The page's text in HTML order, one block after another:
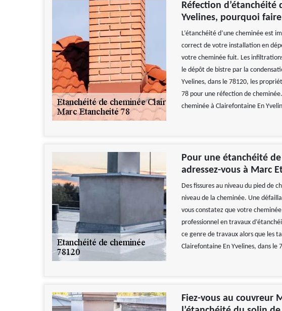
Réfection d’étanchéité
Yvelines, pourquoi
L’étanchéité d’une cheminée est
correct de votre installation en
votre cheminée fuit. Les
le dépôt de bistre par la
Yvelines, dans le 78120, les
78 pour une réfection de
cheminée à Clairefontaine En
Pour une étanchéité
adressez-vous à Marc
Des fissures au niveau du pied de
niveau de la cheminée. Une
vous constatez que votre
professionnel en travaux
ce genre de travaux alors que les
Clairefontaine En Yvelines, dans
Fiez-vous au couvreur